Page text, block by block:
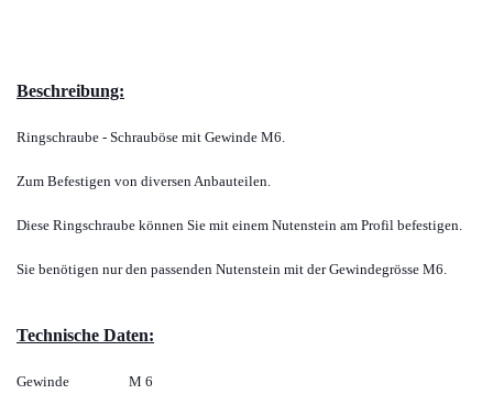
Beschreibung:
Ringschraube - Schrauböse mit Gewinde M6.
Zum Befestigen von diversen Anbauteilen.
Diese Ringschraube können Sie mit einem Nutenstein am Profil befestigen.
Sie benötigen nur den passenden Nutenstein mit der Gewindegrösse M6.
Technische Daten:
Gewinde M 6